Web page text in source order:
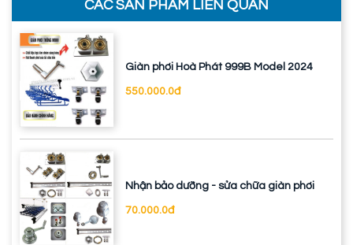
CÁC SẢN PHẨM LIÊN QUAN
Giàn phơi Hoà Phát 999B Model 2024
550.000.0đ
Nhận bảo dưỡng - sửa chữa giàn phơi
70.000.0đ